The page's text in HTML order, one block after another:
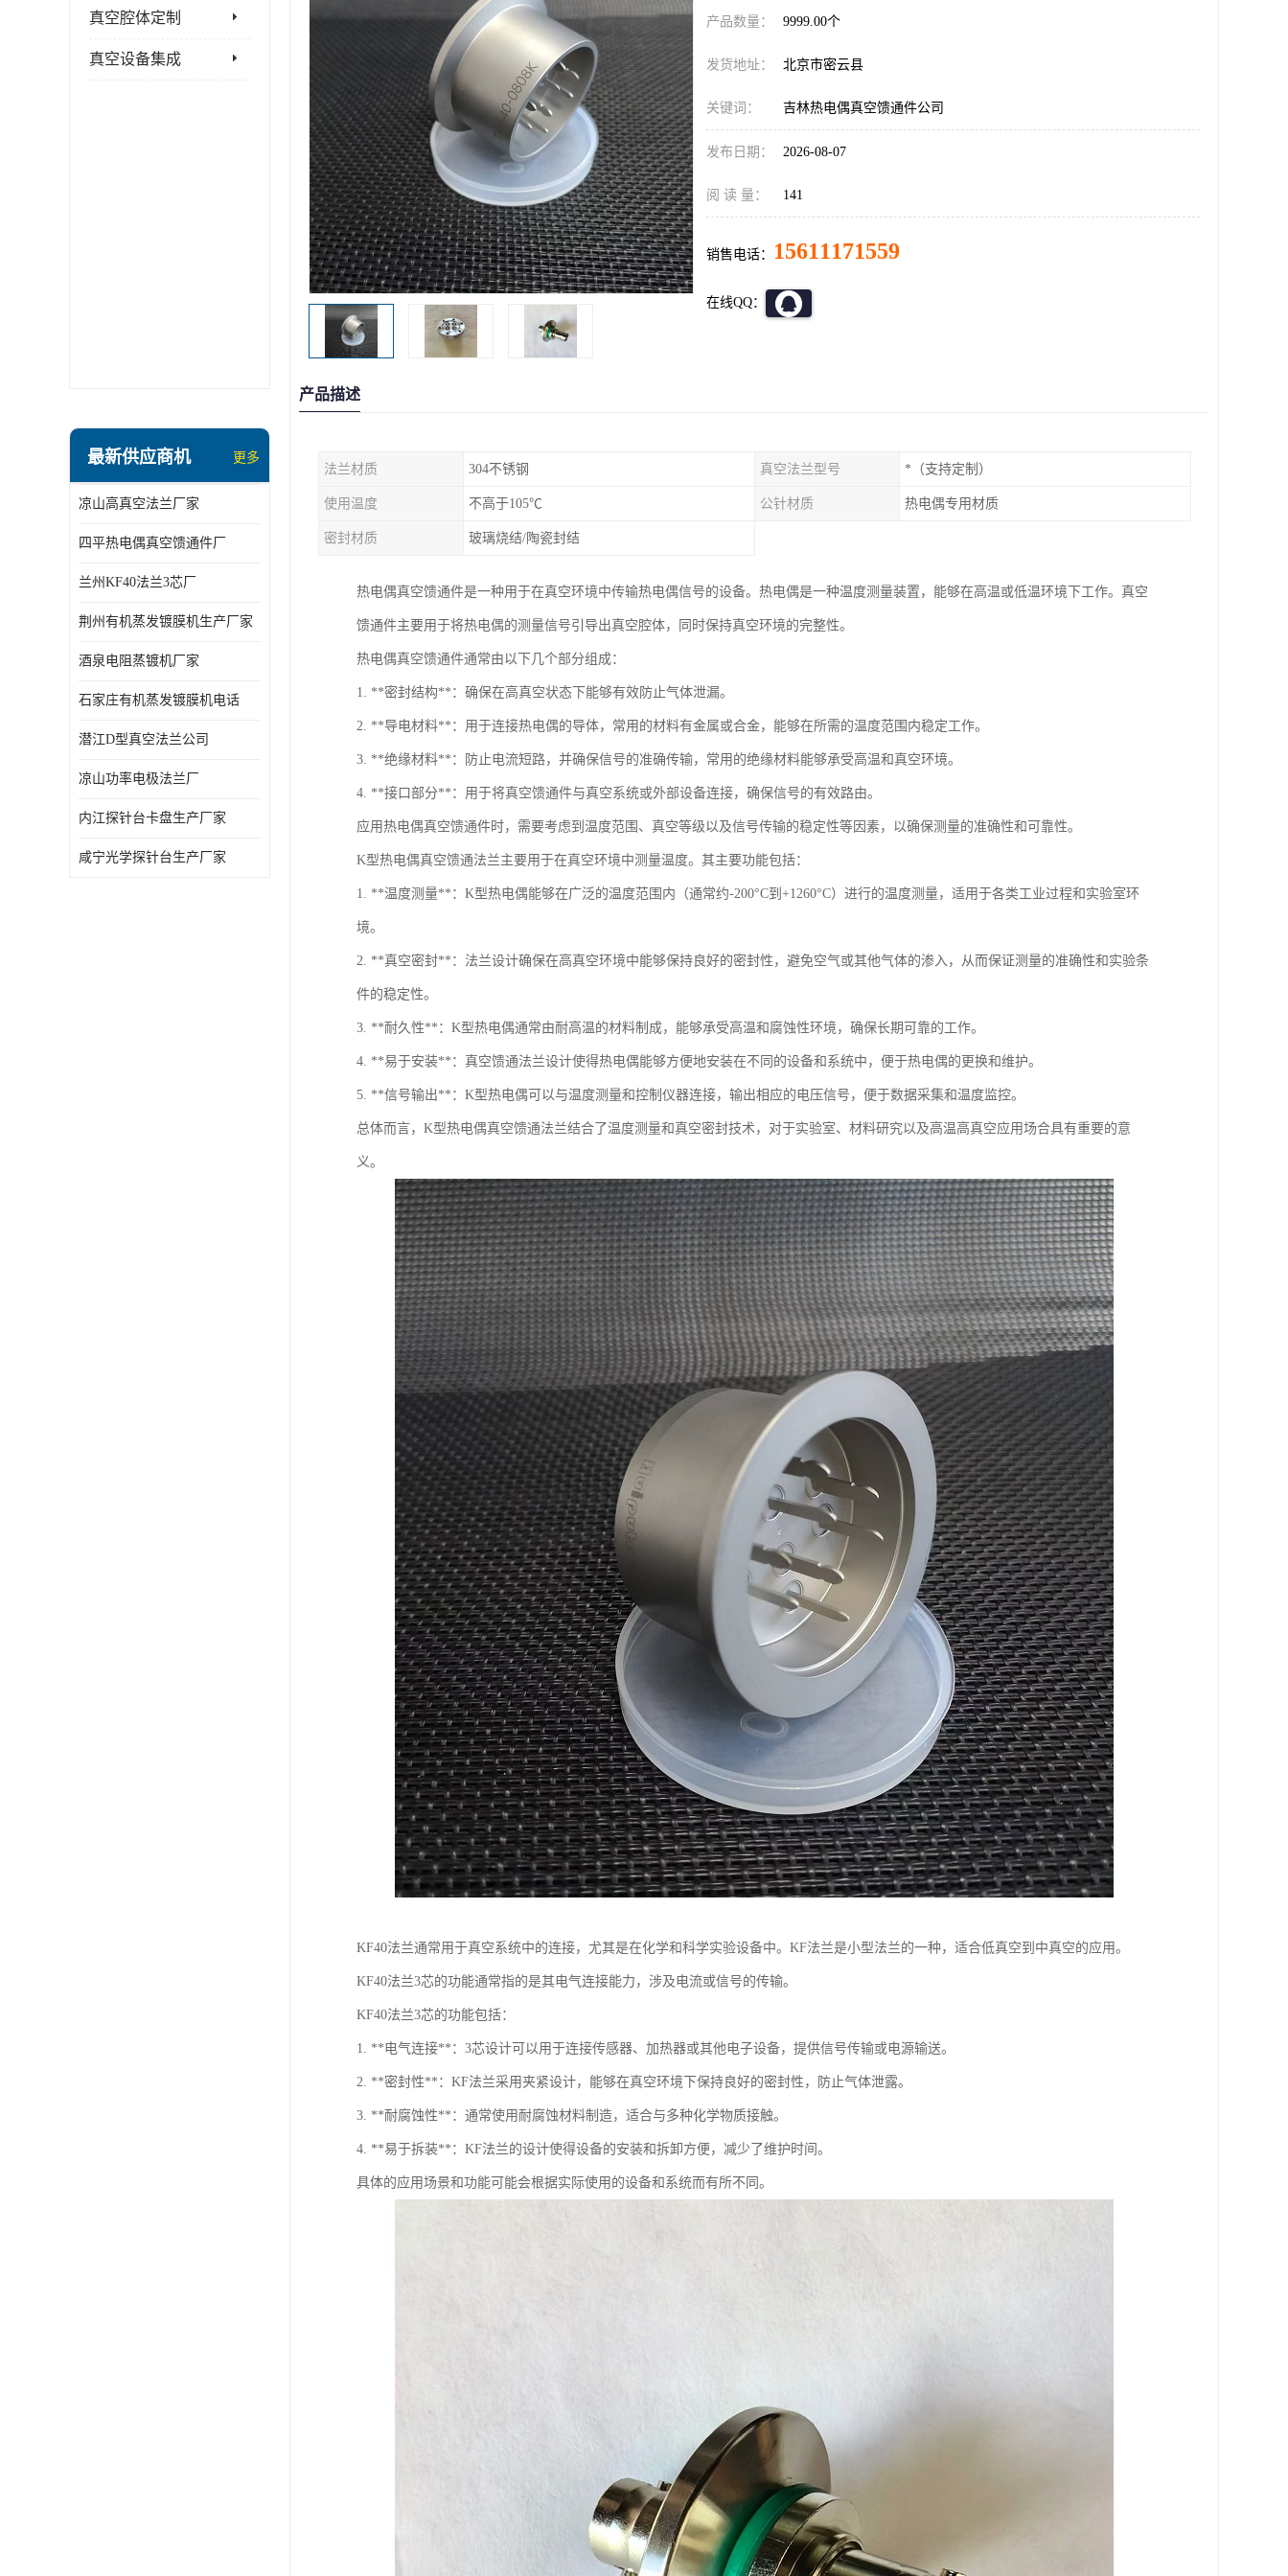
真空腔体定制
真空设备集成
最新供应商机 更多
凉山高真空法兰厂家
四平热电偶真空馈通件厂
兰州KF40法兰3芯厂
荆州有机蒸发镀膜机生产厂家
酒泉电阻蒸镀机厂家
石家庄有机蒸发镀膜机电话
潜江D型真空法兰公司
凉山功率电极法兰厂
内江探针台卡盘生产厂家
咸宁光学探针台生产厂家
产品数量： 9999.00个
发货地址： 北京市密云县
关键词： 吉林热电偶真空馈通件公司
发布日期： 2026-08-07
阅 读 量： 141
销售电话： 15611171559
在线QQ：
产品描述
法兰材质 304不锈钢 真空法兰型号 *（支持定制）
使用温度 不高于105℃ 公针材质 热电偶专用材质
密封材质 玻璃烧结/陶瓷封结
热电偶真空馈通件是一种用于在真空环境中传输热电偶信号的设备。热电偶是一种温度测量装置，能够在高温或低温环境下工作。真空
馈通件主要用于将热电偶的测量信号引导出真空腔体，同时保持真空环境的完整性。
热电偶真空馈通件通常由以下几个部分组成：
1. **密封结构**：确保在高真空状态下能够有效防止气体泄漏。
2. **导电材料**：用于连接热电偶的导体，常用的材料有金属或合金，能够在所需的温度范围内稳定工作。
3. **绝缘材料**：防止电流短路，并确保信号的准确传输，常用的绝缘材料能够承受高温和真空环境。
4. **接口部分**：用于将真空馈通件与真空系统或外部设备连接，确保信号的有效路由。
应用热电偶真空馈通件时，需要考虑到温度范围、真空等级以及信号传输的稳定性等因素，以确保测量的准确性和可靠性。
K型热电偶真空馈通法兰主要用于在真空环境中测量温度。其主要功能包括：
1. **温度测量**：K型热电偶能够在广泛的温度范围内（通常约-200°C到+1260°C）进行的温度测量，适用于各类工业过程和实验室环
境。
2. **真空密封**：法兰设计确保在高真空环境中能够保持良好的密封性，避免空气或其他气体的渗入，从而保证测量的准确性和实验条
件的稳定性。
3. **耐久性**：K型热电偶通常由耐高温的材料制成，能够承受高温和腐蚀性环境，确保长期可靠的工作。
4. **易于安装**：真空馈通法兰设计使得热电偶能够方便地安装在不同的设备和系统中，便于热电偶的更换和维护。
5. **信号输出**：K型热电偶可以与温度测量和控制仪器连接，输出相应的电压信号，便于数据采集和温度监控。
总体而言，K型热电偶真空馈通法兰结合了温度测量和真空密封技术，对于实验室、材料研究以及高温高真空应用场合具有重要的意
义。
KF40法兰通常用于真空系统中的连接，尤其是在化学和科学实验设备中。KF法兰是小型法兰的一种，适合低真空到中真空的应用。
KF40法兰3芯的功能通常指的是其电气连接能力，涉及电流或信号的传输。
KF40法兰3芯的功能包括：
1. **电气连接**：3芯设计可以用于连接传感器、加热器或其他电子设备，提供信号传输或电源输送。
2. **密封性**：KF法兰采用夹紧设计，能够在真空环境下保持良好的密封性，防止气体泄露。
3. **耐腐蚀性**：通常使用耐腐蚀材料制造，适合与多种化学物质接触。
4. **易于拆装**：KF法兰的设计使得设备的安装和拆卸方便，减少了维护时间。
具体的应用场景和功能可能会根据实际使用的设备和系统而有所不同。